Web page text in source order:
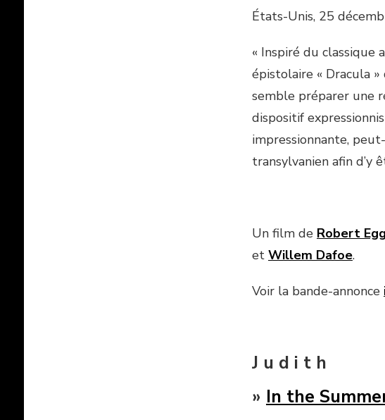
États-Unis, 25
« Inspiré du classique
épistolaire « Dracula
semble préparer une
dispositif
impressionnante,
transylvanien afin d’y
Un film de Robert
et Willem Dafoe.
Voir la bande-annonce
J u d i t h
» In the